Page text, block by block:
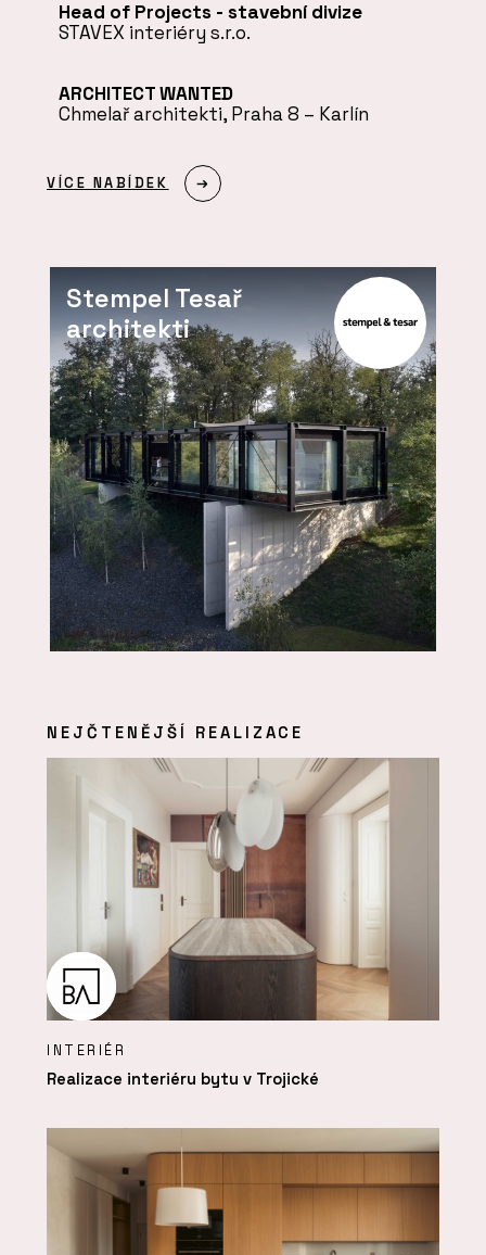
Head of Projects - stavební divize
STAVEX interiéry s.r.o.
ARCHITECT WANTED
Chmelař architekti, Praha 8 – Karlín
VÍCE NABÍDEK
Stempel Tesař
architekti
NEJČTENĚJŠÍ REALIZACE
INTERIÉR
Realizace interiéru bytu v Trojické